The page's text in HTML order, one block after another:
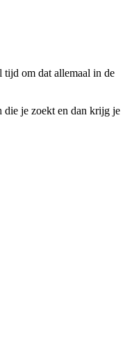
tijd om dat allemaal in de
die je zoekt en dan krijg je